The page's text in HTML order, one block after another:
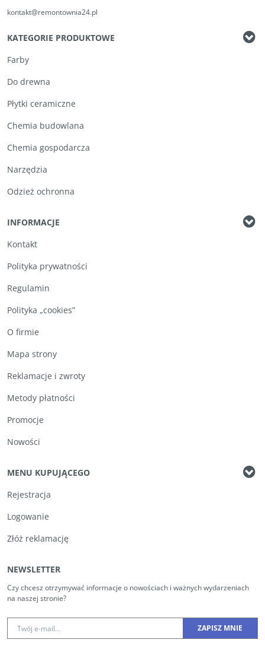
kontakt@remontownia24.pl
KATEGORIE PRODUKTOWE
Farby
Do drewna
Płytki ceramiczne
Chemia budowlana
Chemia gospodarcza
Narzędzia
Odzież ochronna
INFORMACJE
Kontakt
Polityka prywatności
Regulamin
Polityka „cookies”
O firmie
Mapa strony
Reklamacje i zwroty
Metody płatności
Promocje
Nowości
MENU KUPUJĄCEGO
Rejestracja
Logowanie
Złóż reklamację
NEWSLETTER
Czy chcesz otrzymywać informacje o nowościach i ważnych wydarzeniach
na naszej stronie?